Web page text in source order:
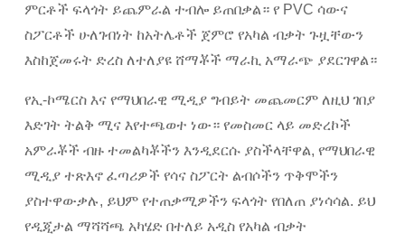
ምርቶች ፍላጎት ይጨምራል ተብሎ ይጠበቃል። የ PVC ሳውና
ስፖርቶች ሁለገብነት ከአትሌቶች ጀምሮ የአካል ብቃት ጉዟቸውን
እስከጀመሩት ድረስ ለተለያዩ ሸማቾች ማራኪ አማራጭ ያደርገዋል።
የኢ-ኮሜርስ እና የማህበራዊ ሚዲያ ግብይት መጨመርም ለዚህ ገበያ
እድገት ትልቅ ሚና እየተጫወተ ነው። የመስመር ላይ መድረኮች
አምራቾች ብዙ ተመልካቾችን እንዲደርሱ ያስችላቸዋል, የማህበራዊ
ሚዲያ ተጽእኖ ፈጣሪዎች የሳና ስፖርት ልብሶችን ጥቅሞችን
ያስተዋውቃሉ, ይህም የተጠቃሚዎችን ፍላጎት የበለጠ ያነሳሳል. ይህ
የዲጂታል ማሻሻጫ አካሄድ በተለይ አዲስ የአካል ብቃት